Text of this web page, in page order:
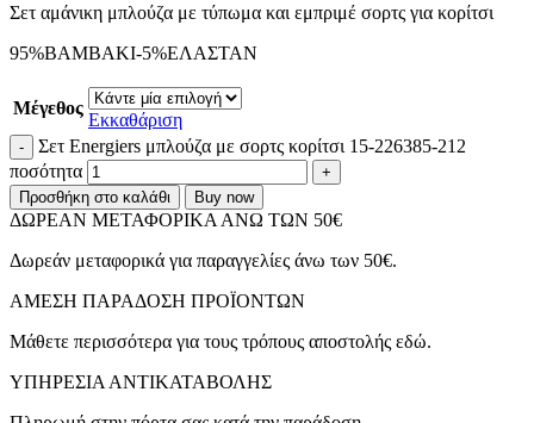
Σετ αμάνικη μπλούζα με τύπωμα και εμπριμέ σορτς για κορίτσι
95%ΒΑΜΒΑΚΙ-5%ΕΛΑΣΤΑΝ
Μέγεθος
Εκκαθάριση
Σετ Energiers μπλούζα με σορτς κορίτσι 15-226385-212
ποσότητα
Προσθήκη στο καλάθι Buy now
ΔΩΡΕΑΝ ΜΕΤΑΦΟΡΙΚΑ ΑΝΩ ΤΩΝ 50€
Δωρεάν μεταφορικά για παραγγελίες άνω των 50€.
ΑMEΣΗ ΠΑΡΑΔΟΣΗ ΠΡΟΪΟΝΤΩΝ
Μάθετε περισσότερα για τους τρόπους αποστολής εδώ.
ΥΠΗΡΕΣΙΑ ΑΝΤΙΚΑΤΑΒΟΛΗΣ